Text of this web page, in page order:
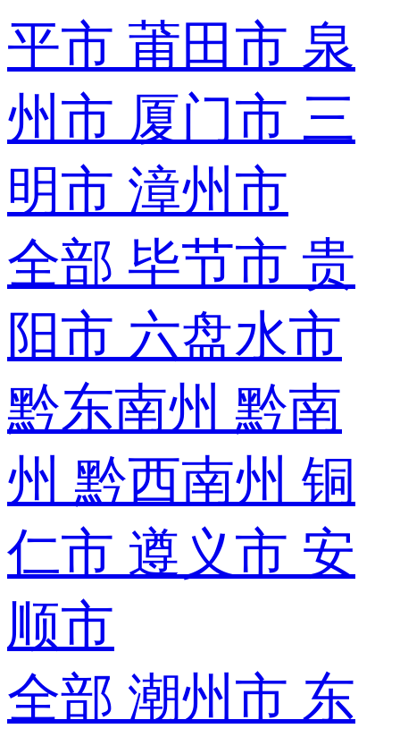
平市 莆田市 泉
州市 厦门市 三
明市 漳州市
全部 毕节市 贵
阳市 六盘水市
黔东南州 黔南
州 黔西南州 铜
仁市 遵义市 安
顺市
全部 潮州市 东